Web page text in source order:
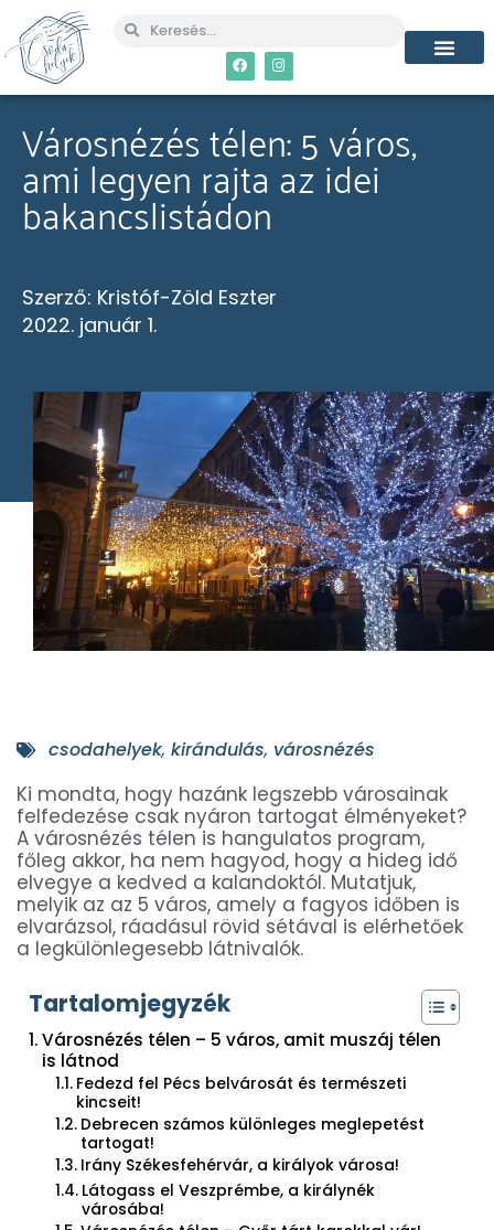
Városnézés télen: 5 város,
ami legyen rajta az idei
bakancslistádon
Szerző: Kristóf-Zöld Eszter
2022. január 1.
csodahelyek, kirándulás, városnézés
Ki mondta, hogy hazánk legszebb városainak
felfedezése csak nyáron tartogat élményeket?
A városnézés télen is hangulatos program,
főleg akkor, ha nem hagyod, hogy a hideg idő
elvegye a kedved a kalandoktól. Mutatjuk,
melyik az az 5 város, amely a fagyos időben is
elvarázsol, ráadásul rövid sétával is elérhetőek
a legkülönlegesebb látnivalók.
Tartalomjegyzék
Városnézés télen – 5 város, amit muszáj télen
is látnod
Fedezd fel Pécs belvárosát és természeti
kincseit!
Debrecen számos különleges meglepetést
tartogat!
Irány Székesfehérvár, a királyok városa!
Látogass el Veszprémbe, a királynék
városába!